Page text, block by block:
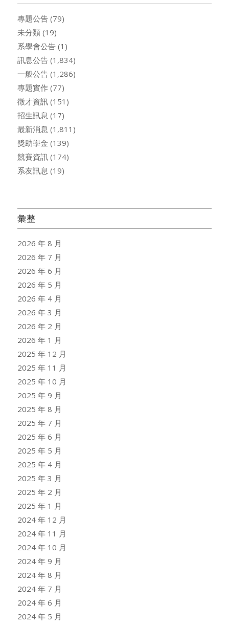
專題公告(79)
未分類(19)
系學會公告(1)
訊息公告(1,834)
一般公告(1,286)
專題實作(77)
徵才資訊(151)
招生訊息 (17)
最新消息 (1,811)
獎助學金 (139)
競賽資訊(174)
系友訊息 (19)
彙整
2026 年 8 月
2026 年 7 月
2026 年 6 月
2026 年 5 月
2026 年 4 月
2026 年 3 月
2026 年 2 月
2026 年 1 月
2025 年 12 月
2025 年 11 月
2025 年 10 月
2025 年 9 月
2025 年 8 月
2025 年 7 月
2025 年 6 月
2025 年 5 月
2025 年 4 月
2025 年 3 月
2025 年 2 月
2025 年 1 月
2024 年 12 月
2024 年 11 月
2024 年 10 月
2024 年 9 月
2024 年 8 月
2024 年 7 月
2024 年 6 月
2024 年 5 月